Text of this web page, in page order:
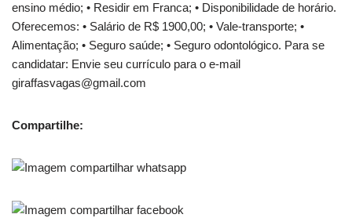
ensino médio; • Residir em Franca; • Disponibilidade de horário.
Oferecemos: • Salário de R$ 1900,00; • Vale-transporte; •
Alimentação; • Seguro saúde; • Seguro odontológico. Para se
candidatar: Envie seu currículo para o e-mail
giraffasvagas@gmail.com
Compartilhe: